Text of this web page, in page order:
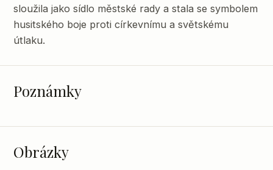
sloužila jako sídlo městské rady a stala se symbolem
husitského boje proti církevnímu a světskému
útlaku.
Poznámky
Obrázky